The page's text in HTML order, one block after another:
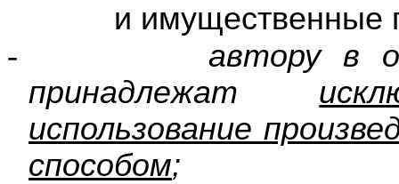
и имущественные
-
автору в
принадлежат
использование
способом;